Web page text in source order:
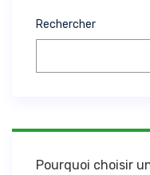
Rechercher
Pourquoi choisir